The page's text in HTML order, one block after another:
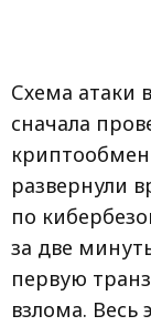
Схема атаки
сначала
развернули
по
за две
первую
взлома. Весь